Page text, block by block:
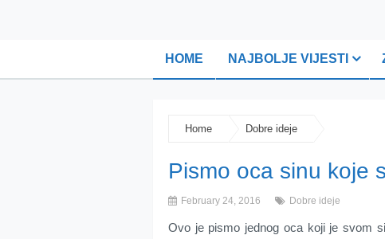
HOME NAJBOLJE VIJESTI
Home Dobre ideje
Pismo oca sinu koje
February 24, 2016 Dobre ideje
Ovo je pismo jednog oca koji je svom